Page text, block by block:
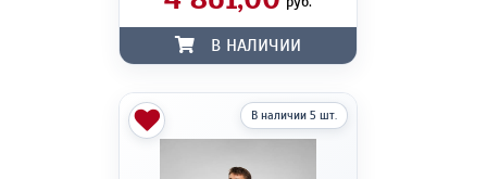
В НАЛИЧИИ
В наличии 5 шт.